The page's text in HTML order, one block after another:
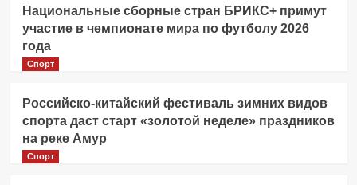
Национальные сборные стран БРИКС+ примут
участие в чемпионате мира по футболу 2026
года
Спорт
Российско-китайский фестиваль зимних видов
спорта даст старт «золотой неделе» праздников
на реке Амур
Спорт